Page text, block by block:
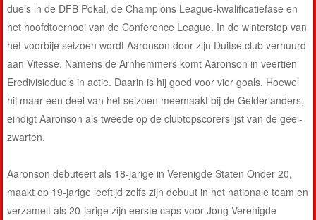
duels in de DFB Pokal, de Champions League-kwalificatiefase en
het hoofdtoernooi van de Conference League. In de winterstop van
het voorbije seizoen wordt Aaronson door zijn Duitse club verhuurd
aan Vitesse. Namens de Arnhemmers komt Aaronson in veertien
Eredivisieduels in actie. Daarin is hij goed voor vier goals. Hoewel
hij maar een deel van het seizoen meemaakt bij de Gelderlanders,
eindigt Aaronson als tweede op de clubtopscorerslijst van de geel-
zwarten.
Aaronson debuteert als 18-jarige in Verenigde Staten Onder 20,
maakt op 19-jarige leeftijd zelfs zijn debuut in het nationale team en
verzamelt als 20-jarige zijn eerste caps voor Jong Verenigde